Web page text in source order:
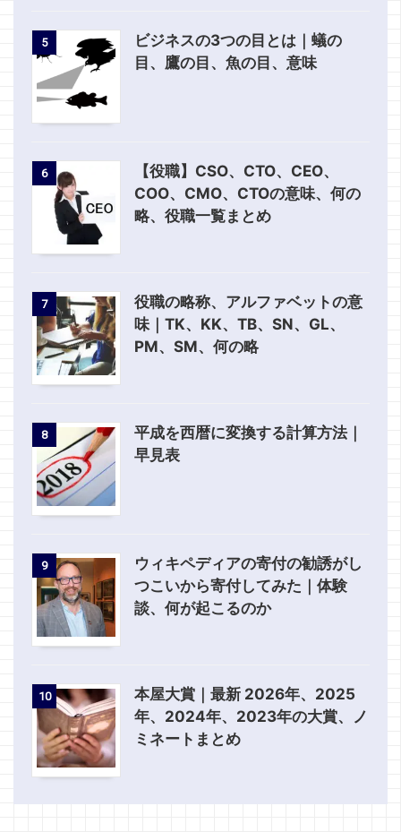
5
ビジネスの3つの目とは｜蟻の
目、鷹の目、魚の目、意味
6
【役職】CSO、CTO、CEO、
COO、CMO、CTOの意味、何の
略、役職一覧まとめ
7
役職の略称、アルファベットの意
味｜TK、KK、TB、SN、GL、
PM、SM、何の略
8
平成を西暦に変換する計算方法｜
早見表
9
ウィキペディアの寄付の勧誘がし
つこいから寄付してみた｜体験
談、何が起こるのか
10
本屋大賞｜最新 2026年、2025
年、2024年、2023年の大賞、ノ
ミネートまとめ